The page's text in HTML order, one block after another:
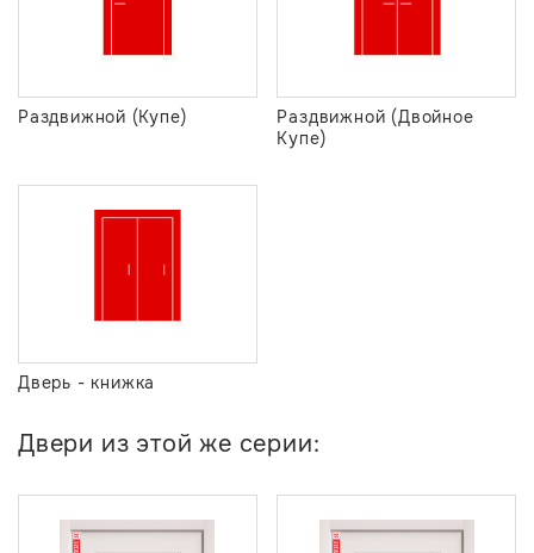
Раздвижной (Купе)
Раздвижной (Двойное
Купе)
Дверь - книжка
Двери из этой же серии: